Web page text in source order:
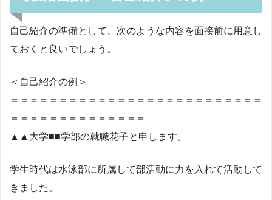
自己紹介の準備として、次のような内容を面接前に用意し
ておくと良いでしょう。
＜自己紹介の例＞
＝＝＝＝＝＝＝＝＝＝＝＝＝＝＝＝＝＝＝＝＝＝＝＝＝＝
＝＝＝＝＝＝＝＝＝＝＝＝＝＝
▲▲大学■■学部の就職花子と申します。
学生時代は水泳部に所属して部活動に力を入れて活動して
きました。